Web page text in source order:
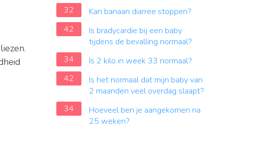
32
Kan banaan diarree stoppen?
42
Is bradycardie bij een baby
tijdens de bevalling normaal?
34
Is 2 kilo in week 33 normaal?
42
Is het normaal dat mijn baby van
2 maanden veel overdag slaapt?
34
Hoeveel ben je aangekomen na
25 weken?